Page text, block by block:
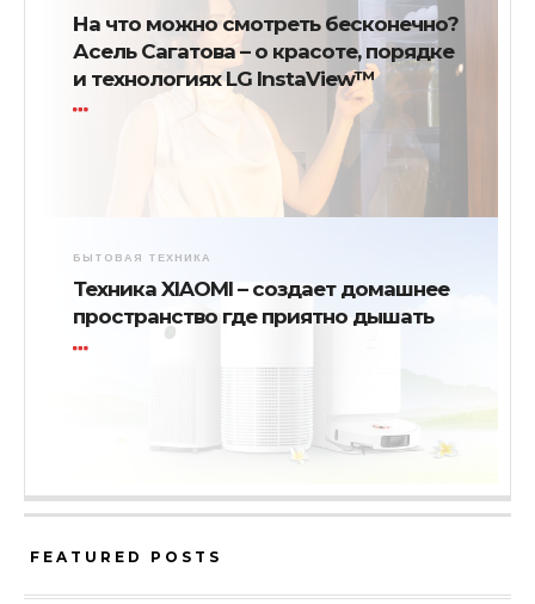
На что можно смотреть бесконечно?
Асель Сагатова – о красоте, порядке
и технологиях LG InstaView™
БЫТОВАЯ ТЕХНИКА
Техника XIAOMI – создает домашнее
пространство где приятно дышать
FEATURED POSTS